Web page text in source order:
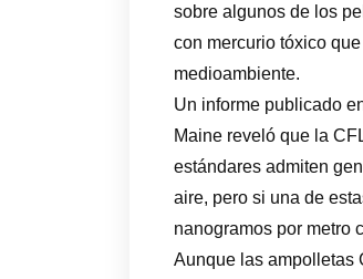
sobre algunos de los
con mercurio tóxico
medioambiente.
Un informe publicado
Maine reveló que la
estándares admiten
aire, pero si una de
nanogramos por metro
Aunque las ampolletas